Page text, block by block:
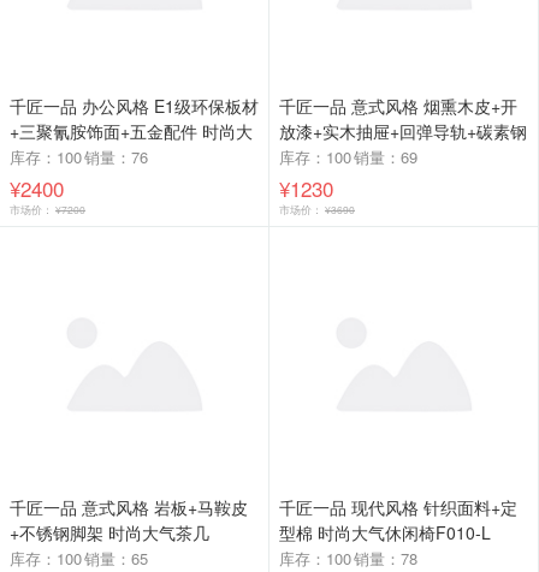
千匠一品 办公风格 E1级环保板材
+三聚氰胺饰面+五金配件 时尚大
气班台B917-2218-L
库存：100销量：76
¥2400
市场价： ¥7200
千匠一品 意式风格 烟熏木皮+开
放漆+实木抽屉+回弹导轨+碳素钢
板柜体 时尚大气床头柜ST124-L
库存：100销量：69
¥1230
市场价： ¥3690
千匠一品 意式风格 岩板+马鞍皮
+不锈钢脚架 时尚大气茶几
BT165-L
库存：100销量：65
千匠一品 现代风格 针织面料+定
型棉 时尚大气休闲椅F010-L
库存：100销量：78